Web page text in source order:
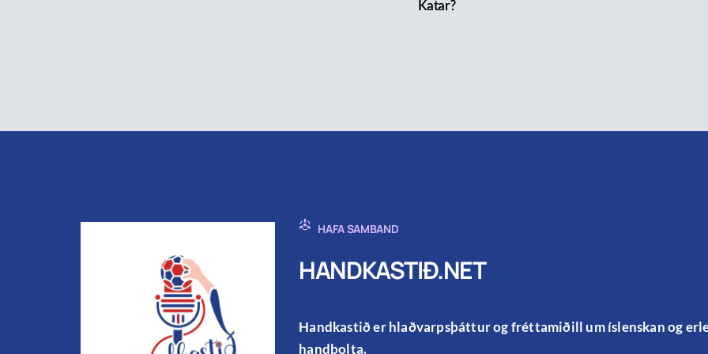
Katar?
HAFA SAMBAND
HANDKASTIÐ.NET
Handkastið er hlaðvarpsþáttur og fréttamiðill um íslenskan og
handbolta.